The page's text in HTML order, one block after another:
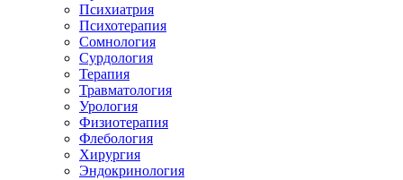
Психиатрия
Психотерапия
Сомнология
Сурдология
Терапия
Травматология
Урология
Физиотерапия
Флебология
Хирургия
Эндокринология